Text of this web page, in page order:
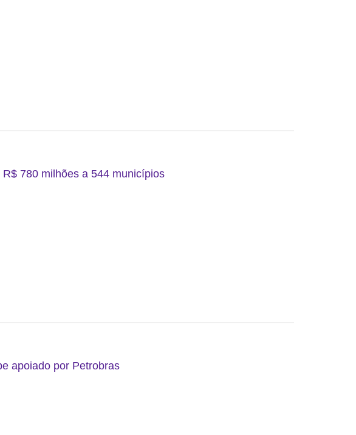
780 milhões a 544 municípios
apoiado por Petrobras